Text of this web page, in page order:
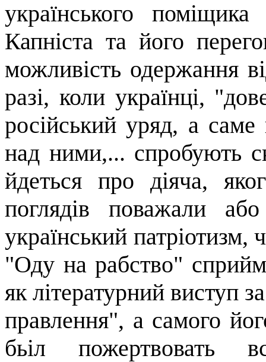
українського
Капніста та його
можливість одержання
разі, коли українці,
російський уряд, а
над ними,... спробують
йдеться про діяча,
поглядів поважали
український
"Оду на рабство"
як літературний виступ
правлення", а самого
бьіл
пожертвовать